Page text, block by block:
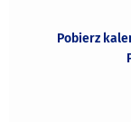
Pobierz